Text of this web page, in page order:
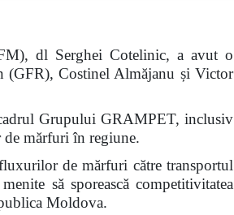
dl Serghei Cotelinic, a avut o
(GFR), Costinel Almăjanu și Victor
Grupului GRAMPET, inclusiv
mărfuri în regiune.
de mărfuri către transportul
să sporească competitivitatea
Moldova.